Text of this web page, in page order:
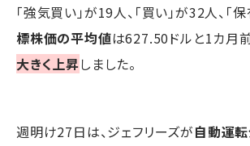
「強気買い」が19人、「買い」が32人、「
標株価の平均値は627.50ドルと1カ月
大きく上昇しました。
週明け27日は、ジェフリーズが自動運